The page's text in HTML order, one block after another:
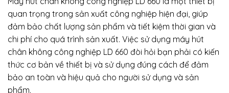
quan trọng trong sản xuất công nghiệp hiện đại, giúp
đảm bảo chất lượng sản phẩm và tiết kiệm thời gian và
chi phí cho quá trình sản xuất. Việc sử dụng máy hút
chân không công nghiệp LD 660 đòi hỏi bạn phải có kiến
thức cơ bản về thiết bị và sử dụng đúng cách để đảm
bảo an toàn và hiệu quả cho người sử dụng và sản
phẩm.